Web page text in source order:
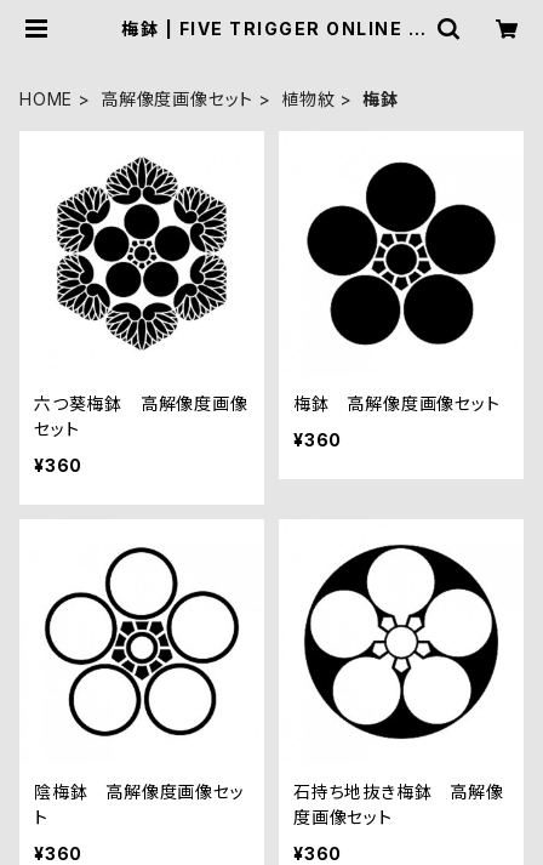
梅鉢 | FIVE TRIGGER ONLINE S
HOME 高解像度画像セット 植物紋 梅鉢
六つ葵梅鉢 高解像度画像
セット
¥360
梅鉢 高解像度画像セット
¥360
陰梅鉢 高解像度画像セッ
ト
¥360
石持ち地抜き梅鉢 高解像
度画像セット
¥360